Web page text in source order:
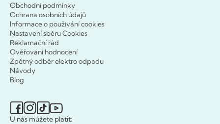
Obchodní podmínky
Ochrana osobních údajů
Informace o používání cookies
Nastavení sběru Cookies
Reklamační řád
Ověřování hodnocení
Zpětný odběr elektro odpadu
Návody
Blog
U nás můžete platit: